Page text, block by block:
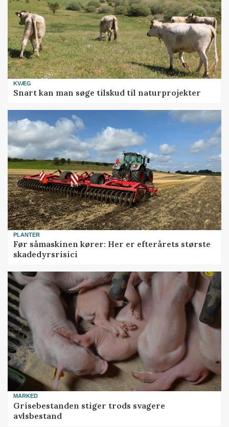
KVÆG
Snart kan man søge tilskud til naturprojekter
PLANTER
Før såmaskinen kører: Her er efterårets største
skadedyrsrisici
MARKED
Grisebestanden stiger trods svagere
avlsbestand